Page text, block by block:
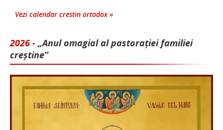
Vezi calendar crestin ortodox »
2026 - „Anul omagial al pastorației familiei
creștine”